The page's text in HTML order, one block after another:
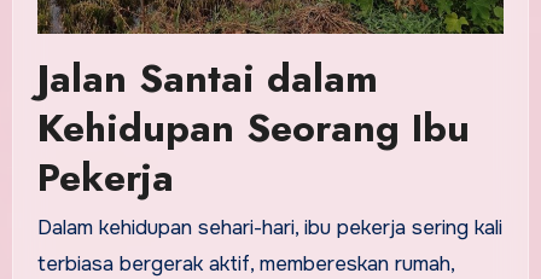
Jalan Santai dalam
Kehidupan Seorang Ibu
Pekerja
Dalam kehidupan sehari-hari, ibu pekerja sering kali
terbiasa bergerak aktif, membereskan rumah,